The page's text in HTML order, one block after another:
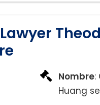
Nombre:
Huang